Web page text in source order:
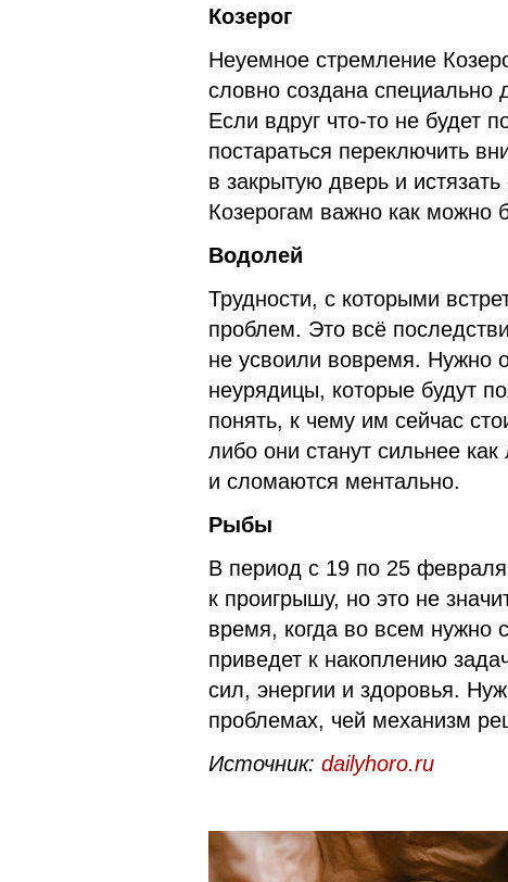
Козерог
Неуемное стремление
словно создана специально
Если вдруг что-то не будет
постараться переключить
в закрытую дверь и
Козерогам важно как можно
Водолей
Трудности, с которыми
проблем. Это всё
не усвоили вовремя. Нужно
неурядицы, которые будут
понять, к чему им сейчас
либо они станут сильнее
и сломаются ментально.
Рыбы
В период с 19 по 25
к проигрышу, но это не
время, когда во всем нужно
приведет к накоплению
сил, энергии и здоровья.
проблемах, чей механизм
Источник: dailyhoro.ru